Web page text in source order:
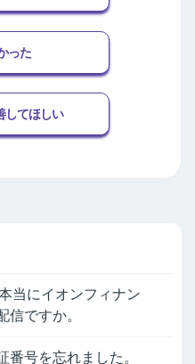
った
してほしい
当にイオンフィナン
信ですか。
番号を忘れました。